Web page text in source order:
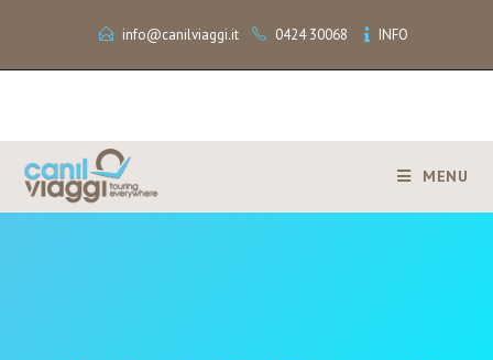
info@canilviaggi.it 0424 30068 INFO
MENU